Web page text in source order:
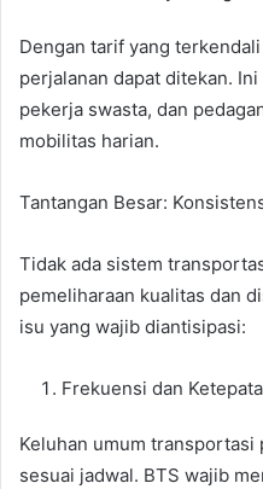
Dengan tarif yang
perjalanan dapat ditekan.
pekerja swasta, dan
mobilitas harian.
Tantangan Besar:
Tidak ada sistem
pemeliharaan kualitas dan
isu yang wajib diantisipasi:
Frekuensi dan
Keluhan umum transportasi
sesuai jadwal. BTS wajib